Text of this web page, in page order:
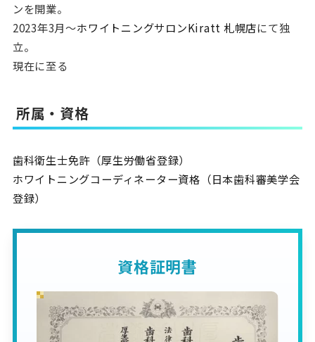
ンを開業。
2023年3月〜ホワイトニングサロンKiratt 札幌店にて独
立。
現在に至る
所属・資格
歯科衛生士免許（厚生労働省登録）
ホワイトニングコーディネーター資格（日本歯科審美学会
登録）
資格証明書